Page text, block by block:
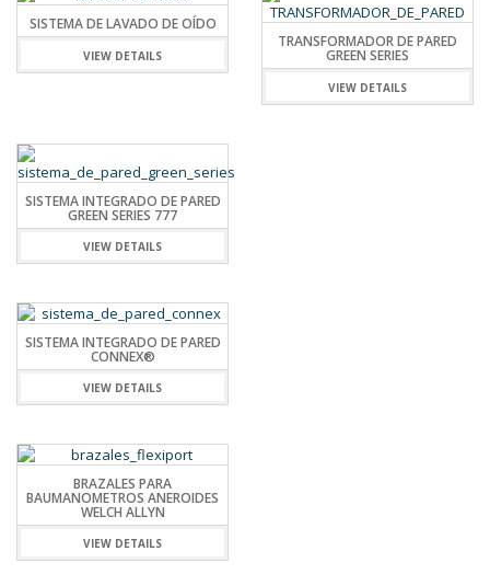
SISTEMA DE LAVADO DE OÍDO
VIEW DETAILS
TRANSFORMADOR DE PARED
GREEN SERIES
VIEW DETAILS
SISTEMA INTEGRADO DE PARED
GREEN SERIES 777
VIEW DETAILS
SISTEMA INTEGRADO DE PARED
CONNEX®
VIEW DETAILS
BRAZALES PARA
BAUMANOMETROS ANEROIDES
WELCH ALLYN
VIEW DETAILS